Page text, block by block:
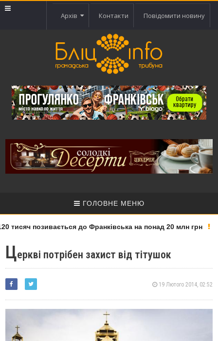
Архів Контакти Повідомити новину
ГОЛОВНЕ МЕНЮ
позивається до Франківська на понад 20 млн грн
Церкві потрібен захист від тітушок
19 Лютого 2014, 02:52